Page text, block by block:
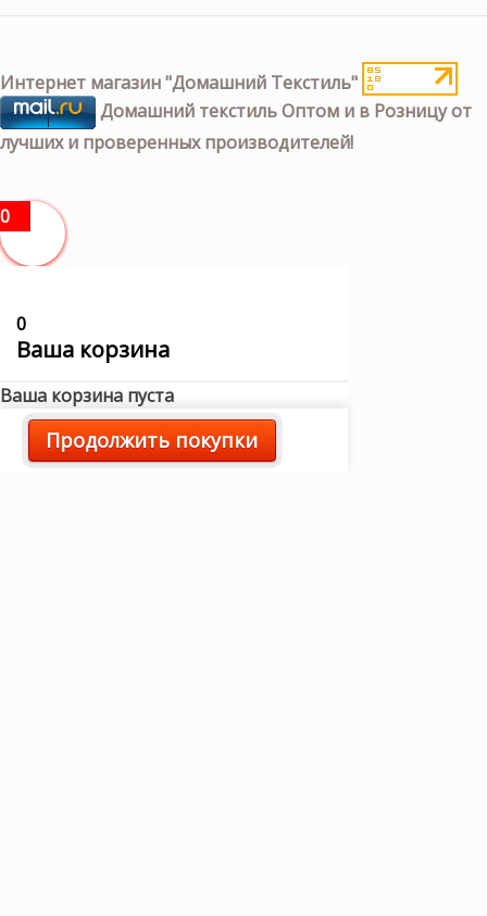
Интернет магазин "Домашний Текстиль"
Домашний текстиль Оптом и в Розницу от
лучших и проверенных производителей!
0
0
Ваша корзина
Ваша корзина пуста
Продолжить покупки